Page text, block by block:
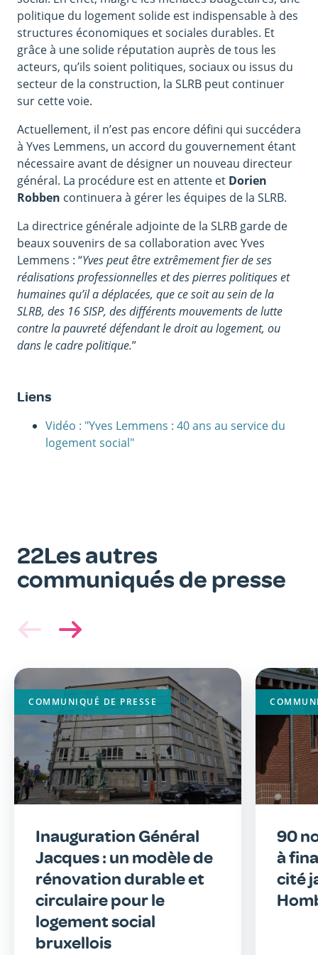
politique du logement solide est indispensable à des
structures économiques et sociales durables. Et
grâce à une solide réputation auprès de tous les
acteurs, qu’ils soient politiques, sociaux ou issus du
secteur de la construction, la SLRB peut continuer
sur cette voie.
Actuellement, il n’est pas encore défini qui succédera
à Yves Lemmens, un accord du gouvernement étant
nécessaire avant de désigner un nouveau directeur
général. La procédure est en attente et Dorien
Robben continuera à gérer les équipes de la SLRB.
La directrice générale adjointe de la SLRB garde de
beaux souvenirs de sa collaboration avec Yves
Lemmens : “Yves peut être extrêmement fier de ses
réalisations professionnelles et des pierres politiques et
humaines qu’il a déplacées, que ce soit au sein de la
SLRB, des 16 SISP, des différents mouvements de lutte
contre la pauvreté défendant le droit au logement, ou
dans le cadre politique.”
Liens
Vidéo : "Yves Lemmens : 40 ans au service du
logement social"
22Les autres
communiqués de presse
Image
principale
Inauguration Général
Jacques : un modèle de
rénovation durable et
circulaire pour le
logement social
bruxellois
COMMUNIQUÉ DE PRESSE
Image
90
à
cité